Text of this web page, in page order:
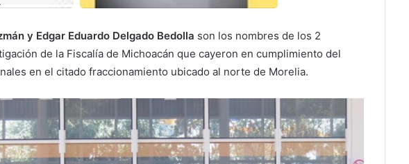
y Edgar Eduardo Delgado Bedolla son los nombres de los 2
de la Fiscalía de Michoacán que cayeron en cumplimiento del
en el citado fraccionamiento ubicado al norte de Morelia.